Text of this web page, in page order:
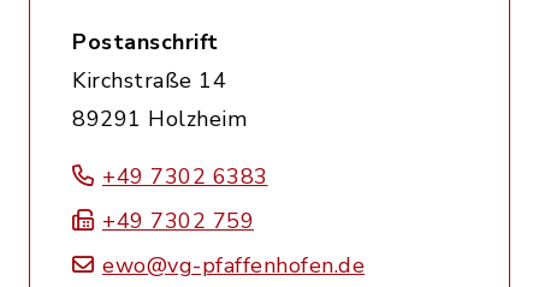
Postanschrift
Kirchstraße 14
89291 Holzheim
+49 7302 6383
+49 7302 759
ewo@vg-pfaffenhofen.de